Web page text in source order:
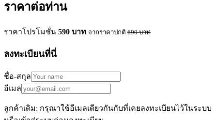
ราคาต่อท่าน
ราคาโปรโมชั่น 590 บาท จากราคาปกติ 690บาท
ลงทะเบียนที่นี่
ชื่อ-สกุล
อีเมล
ลูกค้าเดิม: กรุณาใช้อีเมลเดียวกันกับที่เคยลงทะเบียนไว้ในระบบ